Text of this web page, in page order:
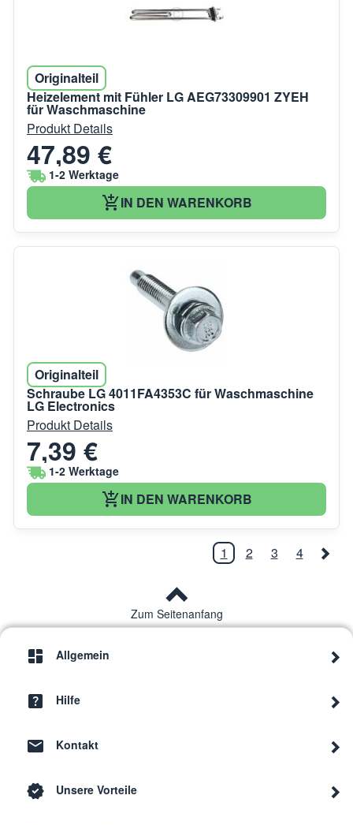
Originalteil
Heizelement mit Fühler LG AEG73309901 ZYEH
für Waschmaschine
Produkt Details
47,89 €
1-2 Werktage
IN DEN WARENKORB
Originalteil
Schraube LG 4011FA4353C für Waschmaschine
LG Electronics
Produkt Details
7,39 €
1-2 Werktage
IN DEN WARENKORB
1 2 3 4
Zum Seitenanfang
Allgemein
Hilfe
Kontakt
Unsere Vorteile